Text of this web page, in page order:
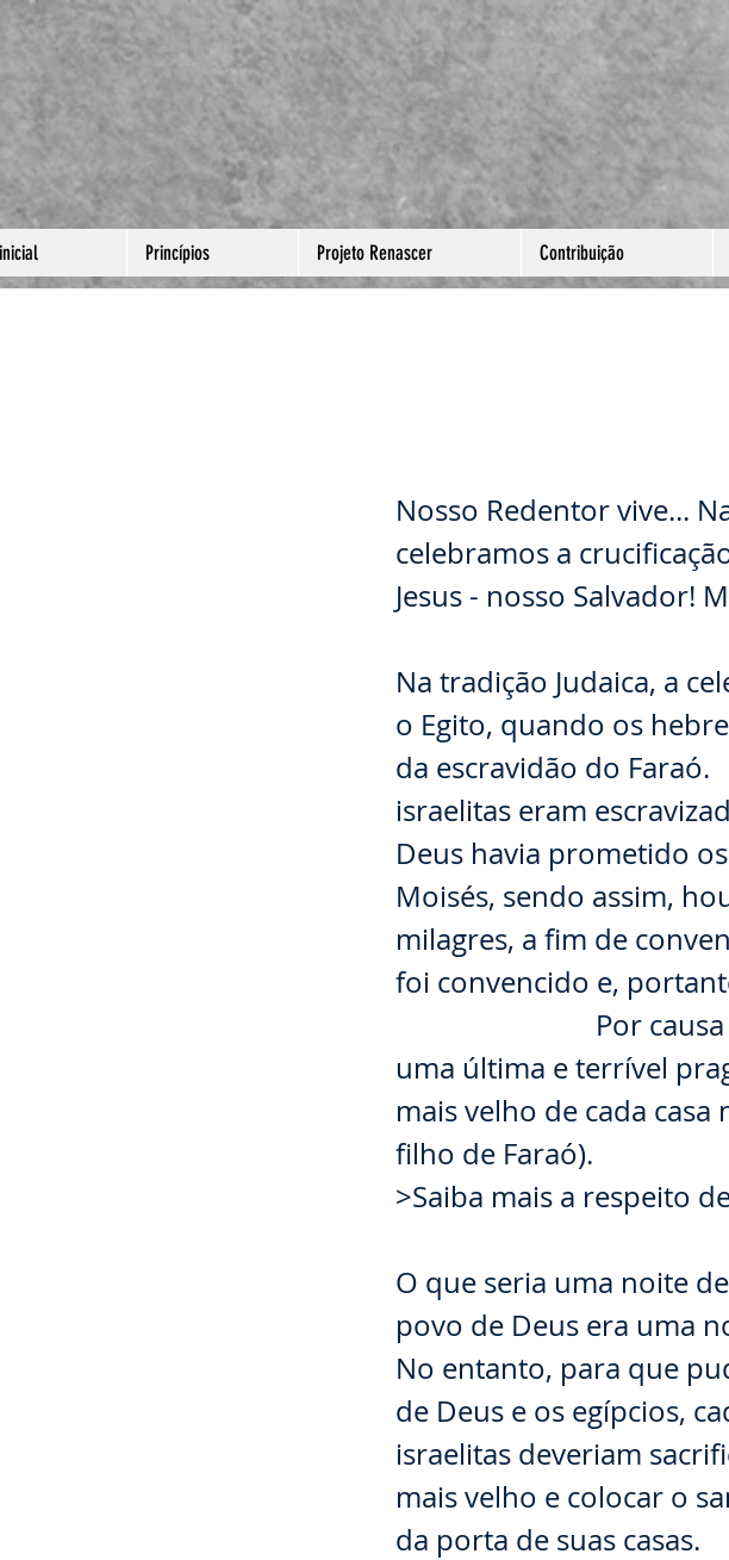
Princípios Projeto Renascer Contribuição
Nosso Redentor vive...
celebramos a
Jesus - nosso Salvador!
Na tradição Judaica, a
o Egito, quando os
da escravidão do
israelitas eram
Deus havia prometido
Moisés, sendo assim,
milagres, a fim de
foi convencido e,
⠀⠀⠀⠀⠀⠀⠀⠀⠀ Por causa
uma última e terrível
mais velho de cada
filho de Faraó).
>Saiba mais a respeito
O que seria uma noite
povo de Deus era uma
No entanto, para que
de Deus e os egípcios,
israelitas deveriam
mais velho e colocar o
da porta de suas